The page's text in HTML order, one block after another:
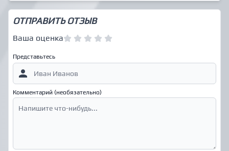
ОТПРАВИТЬ ОТЗЫВ
Ваша оценка
Представьтесь
Комментарий (необязательно)